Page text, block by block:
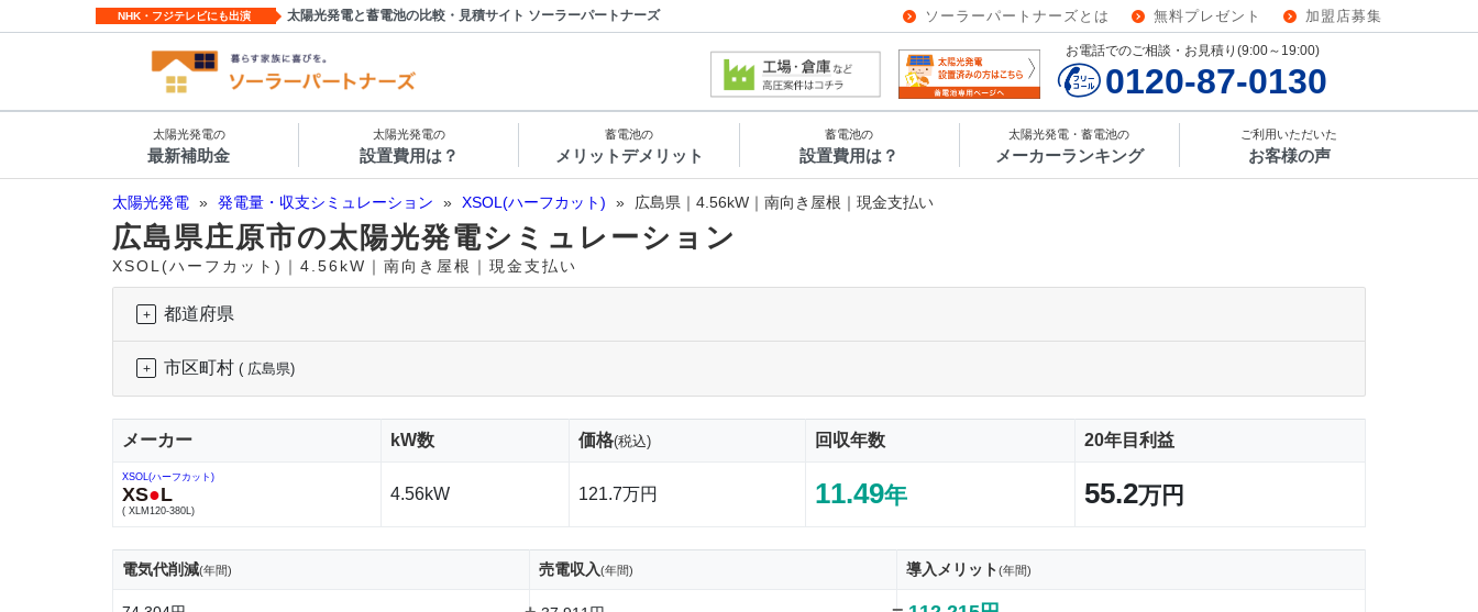
NHK・フジテレビにも出演 太陽光発電と蓄電池の比較・見積サイト ソーラーパートナーズ ソーラーパートナーズとは 無料プレゼント 加盟店募集
お電話でのご相談・お見積り(9:00～19:00)
0120-87-0130
太陽光発電の
最新補助金
太陽光発電の
設置費用は？
蓄電池の
メリットデメリット
蓄電池の
設置費用は？
太陽光発電・蓄電池の
メーカーランキング
ご利用いただいた
お客様の声
太陽光発電 » 発電量・収支シミュレーション » XSOL(ハーフカット) » 広島県｜4.56kW｜南向き屋根｜現金支払い
広島県庄原市の太陽光発電シミュレーション
XSOL(ハーフカット)｜4.56kW｜南向き屋根｜現金支払い
都道府県
市区町村 ( 広島県)
メーカー kW数 価格(税込) 回収年数 20年目利益
XSOL(ハーフカット)
XS●L
( XLM120-380L)
4.56kW 121.7万円 11.49年 55.2万円
電気代削減(年間) 売電収入(年間) 導入メリット(年間)